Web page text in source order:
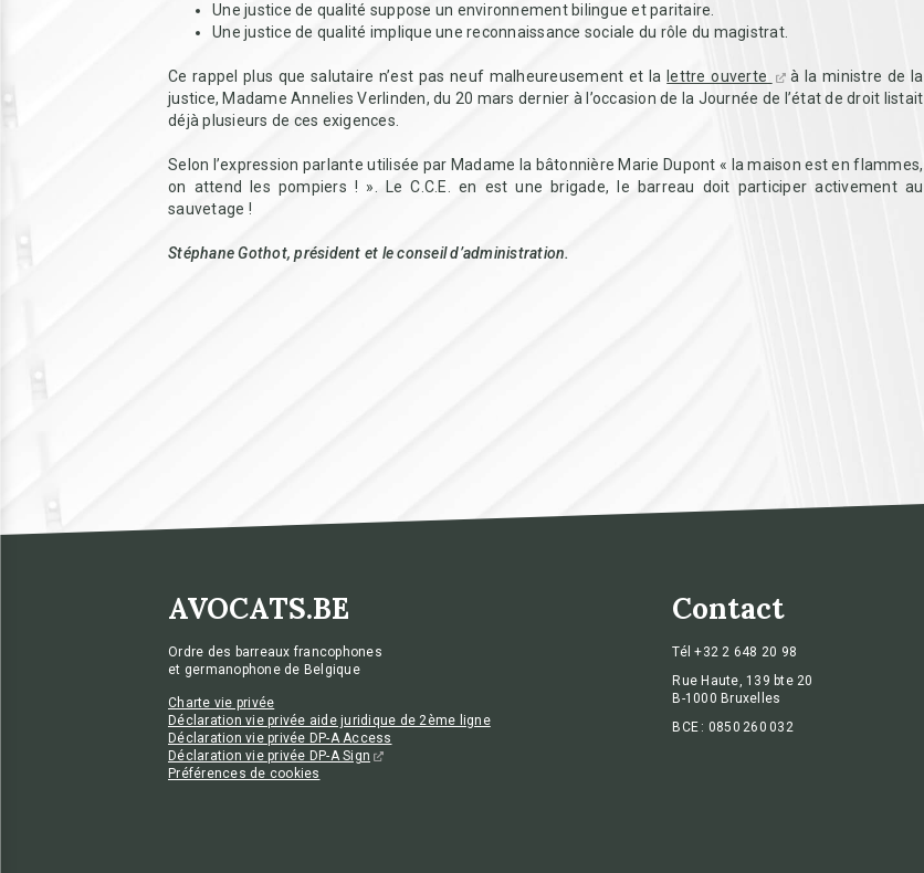
Une justice de qualité suppose un environnement bilingue et paritaire.
Une justice de qualité implique une reconnaissance sociale du rôle du magistrat.
Ce rappel plus que salutaire n’est pas neuf malheureusement et la lettre ouverte
à la ministre de la
justice, Madame Annelies Verlinden, du 20 mars dernier à l’occasion de la Journée de l’état de droit listait
déjà plusieurs de ces exigences.
Selon l’expression parlante utilisée par Madame la bâtonnière Marie Dupont « la maison est en flammes,
on attend les pompiers ! ». Le C.C.E. en est une brigade, le barreau doit participer activement au
sauvetage !
Stéphane Gothot, président et le conseil d’administration.
AVOCATS.BE
Ordre des barreaux francophones
et germanophone de Belgique
Charte vie privée
Déclaration vie privée aide juridique de 2ème ligne
Déclaration vie privée DP-A Access
Déclaration vie privée DP-A Sign
Préférences de cookies
Contact
Tél+32 2 648 20 98
Rue Haute, 139 bte 20
B-1000 Bruxelles
BCE : 0850 260 032